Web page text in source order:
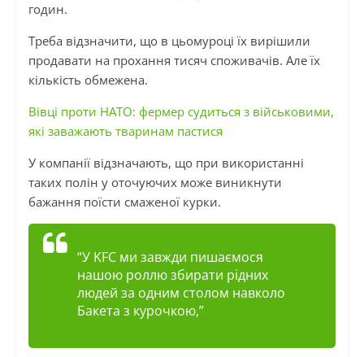
годин.
Треба відзначити, що в цьомуроці їх вирішили
продавати на прохання тисяч споживачів. Але їх
кількість обмежена.
Вівці проти НАТО: фермер судиться з військовими,
які заважають тваринам пастися
У компанії відзначають, що при використанні
таких полін у оточуючих може виникнути
бажання поїсти смаженої курки.
“У KFC ми завжди пишаємося
нашою роллю збирати рідних
людей за одним столом навколо
Бакета з курочкою,”